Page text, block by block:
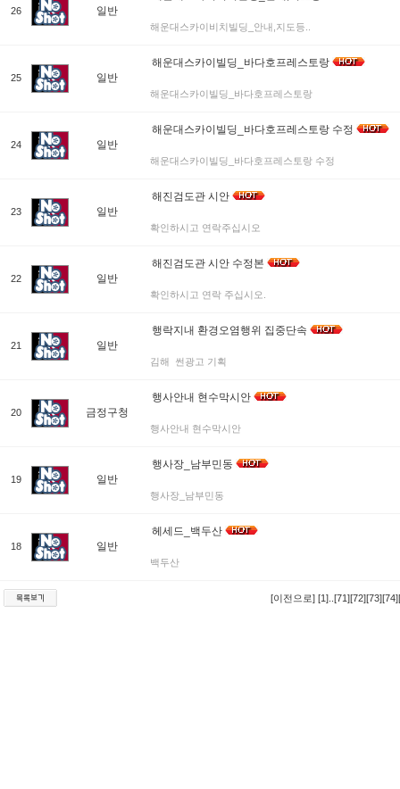
26 일반
해운대스카이비치빌딩_안내,지도등..
25 일반
해운대스카이빌딩_바다호프레스토랑
해운대스카이빌딩_바다호프레스토랑
24 일반
해운대스카이빌딩_바다호프레스토랑 수정
해운대스카이빌딩_바다호프레스토랑 수정
23 일반
해진검도관 시안
확인하시고 연락주십시오
22 일반
해진검도관 시안 수정본
확인하시고 연락 주십시오.
21 일반
행락지내 환경오염행위 집중단속
김해 썬광고 기획
20 금정구청
행사안내 현수막시안
행사안내 현수막시안
19 일반
행사장_남부민동
행사장_남부민동
18 일반
헤세드_백두산
백두산
[이전으로] [1] [71][72][73][74]